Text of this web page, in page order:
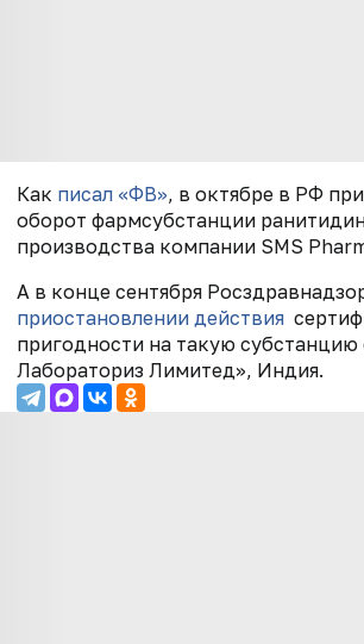
Как писал «ФВ», в октябре в РФ
оборот фармсубстанции
производства компании SMS
А в конце сентября
приостановлении действия
пригодности на такую субстанцию
Лабораториз Лимитед», Индия.